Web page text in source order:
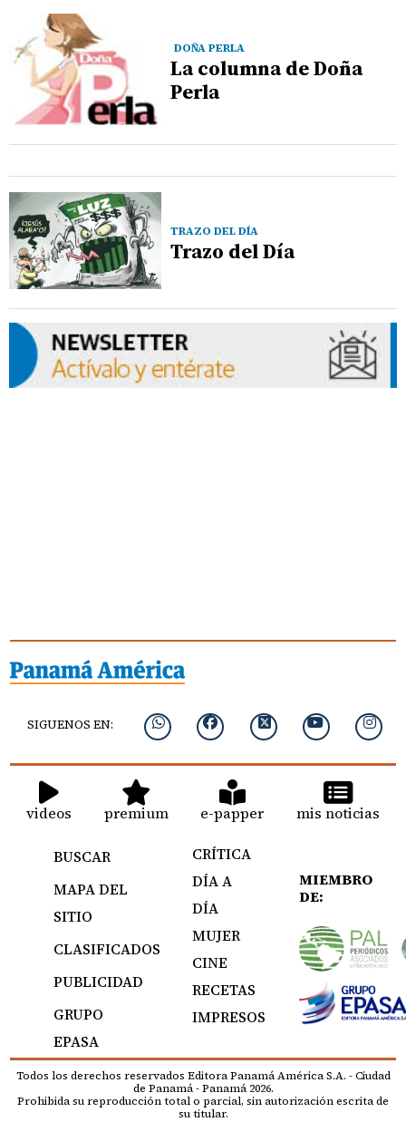
DOÑA PERLA
La columna de Doña
Perla
TRAZO DEL DÍA
Trazo del Día
SIGUENOS EN:
videos premium e-papper mis noticias
BUSCAR
MAPA DEL
SITIO
CLASIFICADOS
PUBLICIDAD
GRUPO
EPASA
CRÍTICA
DÍA A
DÍA
MUJER
CINE
RECETAS
IMPRESOS
MIEMBRO
DE:
Todos los derechos reservados Editora Panamá América S.A. - Ciudad
de Panamá - Panamá 2026.
Prohibida su reproducción total o parcial, sin autorización escrita de
su titular.